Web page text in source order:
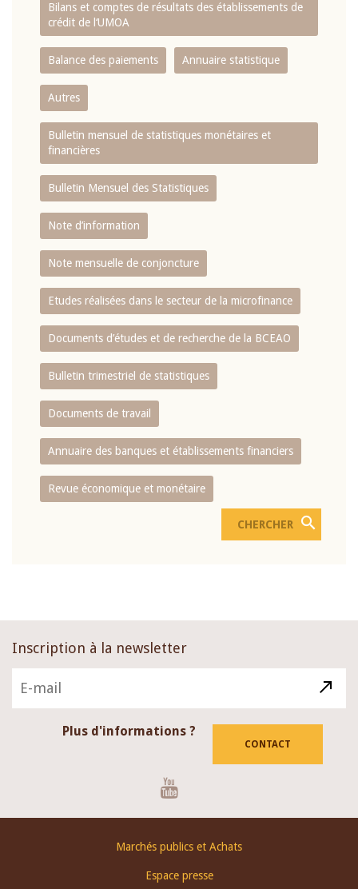
Bilans et comptes de résultats des établissements de
crédit de l‘UMOA
Balance des paiements Annuaire statistique
Autres
Bulletin mensuel de statistiques monétaires et
financières
Bulletin Mensuel des Statistiques
Note d’information
Note mensuelle de conjoncture
Etudes réalisées dans le secteur de la microfinance
Documents d’études et de recherche de la BCEAO
Bulletin trimestriel de statistiques
Documents de travail
Annuaire des banques et établissements financiers
Revue économique et monétaire
Inscription à la newsletter
Plus d'informations ?
CONTACT
Marchés publics et Achats
Espace presse